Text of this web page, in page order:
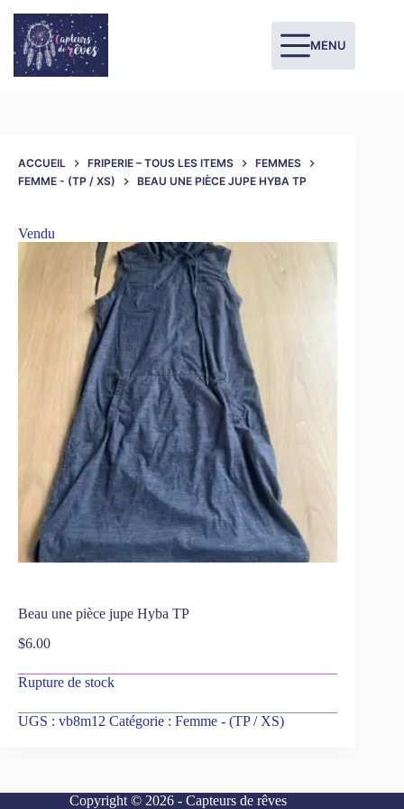
MENU
ACCUEIL FRIPERIE – TOUS LES ITEMS
FEMMES
FEMME - (TP / XS)
BEAU UNE PIÈCE JUPE HYBA TP
Vendu
Beau une pièce jupe Hyba TP
$6.00
Rupture de stock
UGS : vb8m12 Catégorie : Femme - (TP / XS)
Copyright © 2026 - Capteurs de rêves